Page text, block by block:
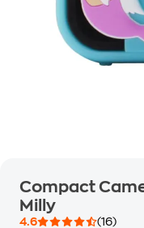
Compact
Milly
4.6
(16)